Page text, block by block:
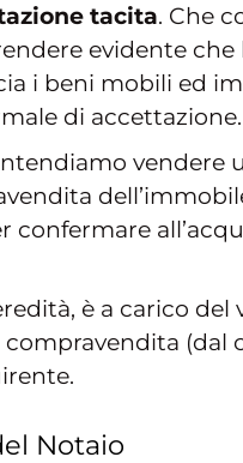
tacita. Che
evidente
i beni mobili ed
di accettazione.
vendere
confermare
è a carico
compravendita
Notaio